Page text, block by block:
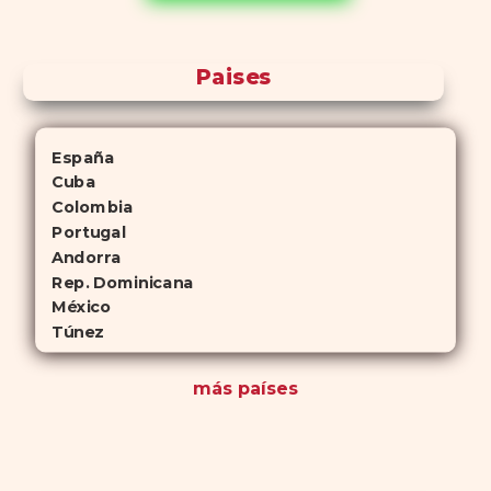
Paises
España
Cuba
Colombia
Portugal
Andorra
Rep. Dominicana
México
Túnez
más países